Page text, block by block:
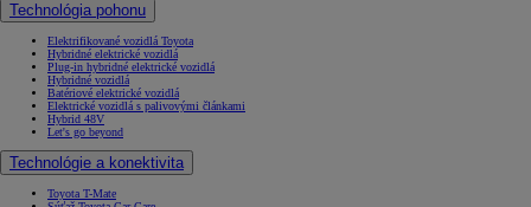
Technológia pohonu
Elektrifikované vozidlá Toyota
Hybridné elektrické vozidlá
Plug-in hybridné elektrické vozidlá
Hybridné vozidlá
Batériové elektrické vozidlá
Elektrické vozidlá s palivovými článkami
Hybrid 48V
Let's go beyond
Technológie a konektivita
Toyota T-Mate